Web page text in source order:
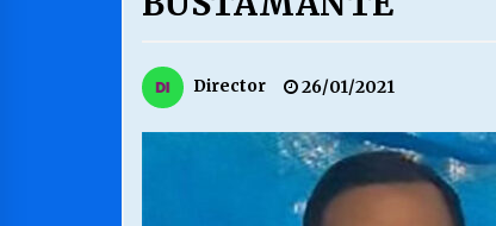
13/07/2026
VOLVER A SER ALTERNATIVA
16/06/2026
Director 26/01/2021